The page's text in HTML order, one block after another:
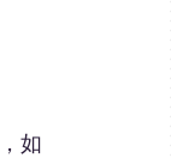
如